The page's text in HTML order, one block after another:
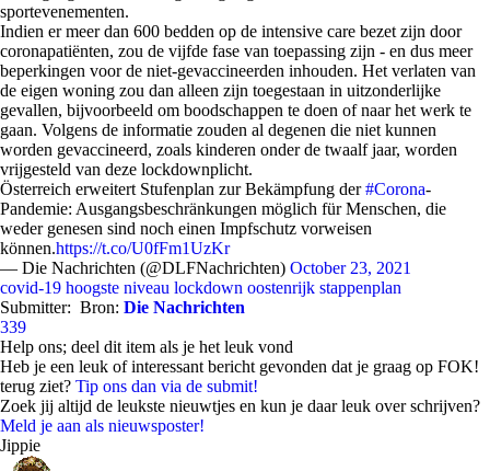
sportevenementen.
Indien er meer dan 600 bedden op de intensive care bezet zijn door
coronapatiënten, zou de vijfde fase van toepassing zijn - en dus meer
beperkingen voor de niet-gevaccineerden inhouden. Het verlaten van
de eigen woning zou dan alleen zijn toegestaan in uitzonderlijke
gevallen, bijvoorbeeld om boodschappen te doen of naar het werk te
gaan. Volgens de informatie zouden al degenen die niet kunnen
worden gevaccineerd, zoals kinderen onder de twaalf jaar, worden
vrijgesteld van deze lockdownplicht.
Österreich erweitert Stufenplan zur Bekämpfung der#Corona-
Pandemie: Ausgangsbeschränkungen möglich für Menschen, die
weder genesen sind noch einen Impfschutz vorweisen
können.https://t.co/U0fFm1UzKr
— Die Nachrichten (@DLFNachrichten) October 23, 2021
covid-19 hoogste niveau lockdown oostenrijk stappenplan
Submitter: Bron: Die Nachrichten
339
Help ons; deel dit item als je het leuk vond
Heb je een leuk of interessant bericht gevonden dat je graag op FOK!
terug ziet? Tip ons dan via de submit!
Zoek jij altijd de leukste nieuwtjes en kun je daar leuk over schrijven?
Meld je aan als nieuwsposter!
Jippie